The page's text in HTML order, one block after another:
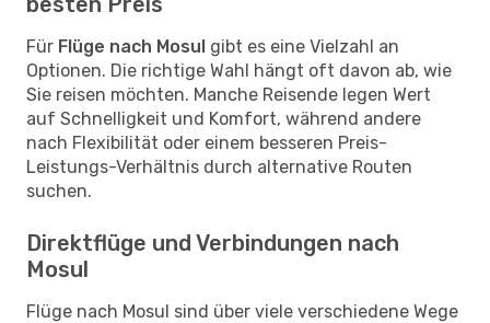
Für Flüge nach Mosul gibt es eine Vielzahl an
Optionen. Die richtige Wahl hängt oft davon ab, wie
Sie reisen möchten. Manche Reisende legen Wert
auf Schnelligkeit und Komfort, während andere
nach Flexibilität oder einem besseren Preis-
Leistungs-Verhältnis durch alternative Routen
suchen.
Direktflüge und Verbindungen nach
Mosul
Flüge nach Mosul sind über viele verschiedene Wege